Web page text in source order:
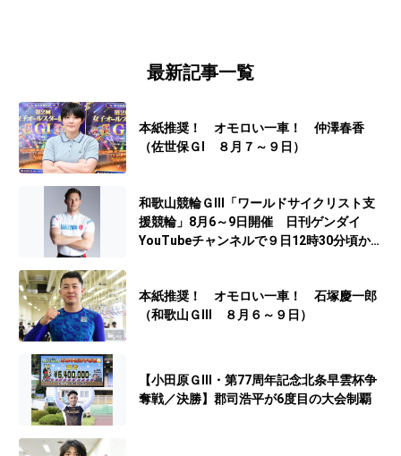
最新記事一覧
本紙推奨！ オモロい一車！ 仲澤春香
（佐世保ＧⅠ ８月７～９日）
和歌山競輪ＧⅢ「ワールドサイクリスト支
援競輪」8月6～9日開催 日刊ゲンダイ
YouTubeチャンネルで９日12時30分頃から
本紙推奨！ オモロい一車！ 石塚慶一郎
（和歌山ＧⅢ ８月６～９日）
【小田原ＧⅢ・第77周年記念北条早雲杯争
奪戦／決勝】郡司浩平が6度目の大会制覇